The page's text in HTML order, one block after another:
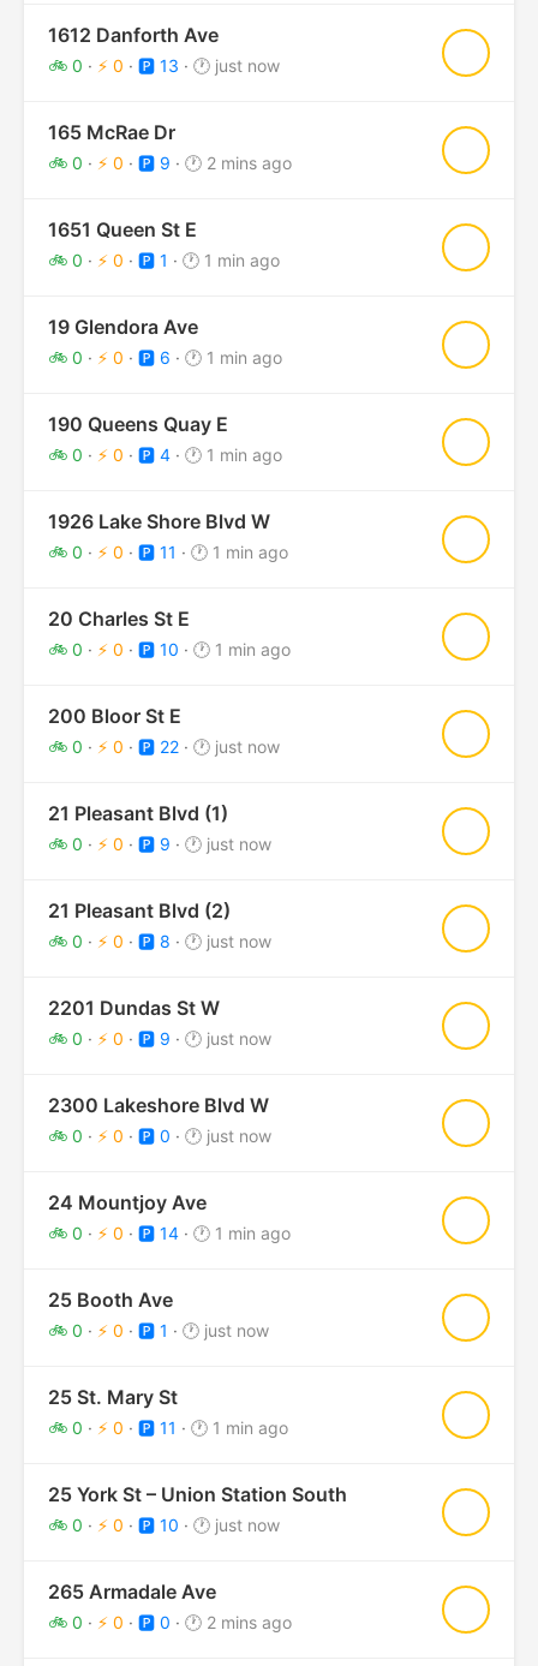
1612 Danforth Ave
🚲 0 · ⚡ 0 · 🅿️ 13 · 🕐 just now
165 McRae Dr
🚲 0 · ⚡ 0 · 🅿️ 9 · 🕐 2 mins ago
1651 Queen St E
🚲 0 · ⚡ 0 · 🅿️ 1 · 🕐 1 min ago
19 Glendora Ave
🚲 0 · ⚡ 0 · 🅿️ 6 · 🕐 1 min ago
190 Queens Quay E
🚲 0 · ⚡ 0 · 🅿️ 4 · 🕐 1 min ago
1926 Lake Shore Blvd W
🚲 0 · ⚡ 0 · 🅿️ 11 · 🕐 1 min ago
20 Charles St E
🚲 0 · ⚡ 0 · 🅿️ 10 · 🕐 1 min ago
200 Bloor St E
🚲 0 · ⚡ 0 · 🅿️ 22 · 🕐 just now
21 Pleasant Blvd (1)
🚲 0 · ⚡ 0 · 🅿️ 9 · 🕐 just now
21 Pleasant Blvd (2)
🚲 0 · ⚡ 0 · 🅿️ 8 · 🕐 just now
2201 Dundas St W
🚲 0 · ⚡ 0 · 🅿️ 9 · 🕐 just now
2300 Lakeshore Blvd W
🚲 0 · ⚡ 0 · 🅿️ 0 · 🕐 just now
24 Mountjoy Ave
🚲 0 · ⚡ 0 · 🅿️ 14 · 🕐 1 min ago
25 Booth Ave
🚲 0 · ⚡ 0 · 🅿️ 1 · 🕐 just now
25 St. Mary St
🚲 0 · ⚡ 0 · 🅿️ 11 · 🕐 1 min ago
25 York St – Union Station South
🚲 0 · ⚡ 0 · 🅿️ 10 · 🕐 just now
265 Armadale Ave
🚲 0 · ⚡ 0 · 🅿️ 0 · 🕐 2 mins ago